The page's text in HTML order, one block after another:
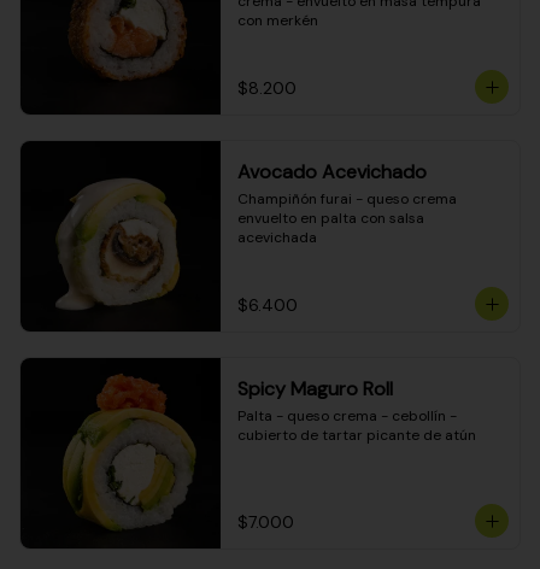
con merkén
$8.200
Avocado Acevichado
Champiñón furai - queso crema
envuelto en palta con salsa
acevichada
$6.400
Spicy Maguro Roll
Palta - queso crema - cebollín -
cubierto de tartar picante de atún
$7.000